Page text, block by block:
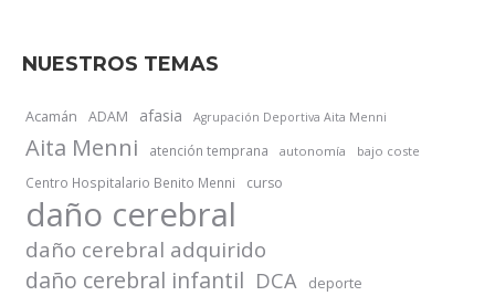
NUESTROS TEMAS
Acamán ADAM afasia Agrupación Deportiva Aita Menni
Aita Menni atención temprana autonomía bajo coste
Centro Hospitalario Benito Menni curso
daño cerebral
daño cerebral adquirido
daño cerebral infantil DCA deporte